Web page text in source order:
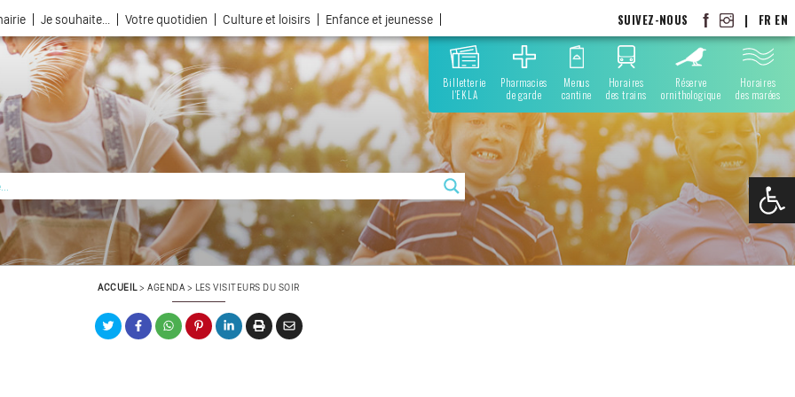
Je souhaite... Votre quotidien Culture et loisirs Enfance et jeunesse SUIVEZ-NOUS | FR EN
Billetterie
l'EKLA
Pharmacies
de garde
Menus
cantine
Horaires
des trains
Réserve
ornithologique
Horaires
des marées
ACCUEIL>AGENDA > LES VISITEURS DU SOIR
Ouvrir